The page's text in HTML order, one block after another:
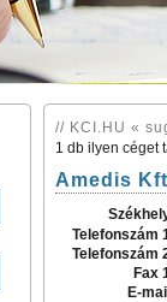
// KCI.HU «
1 db ilyen céget
Amedis
Telefonszám
Telefonszám
Fax
E-